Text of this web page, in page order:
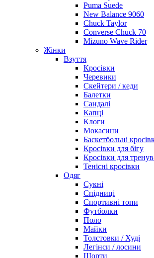
Puma Suede
New Balance 9060
Chuck Taylor
Converse Chuck 70
Mizuno Wave Rider
Жінки
Взуття
Кросівки
Черевики
Скейтери / кеди
Балетки
Сандалі
Капці
Клоги
Мокасини
Баскетбольні
Кросівки для бігу
Кросівки для
Тенісні кросівки
Одяг
Сукні
Спідниці
Спортивні топи
Футболки
Поло
Майки
Толстовки / Худі
Легінси / лосини
Шорти